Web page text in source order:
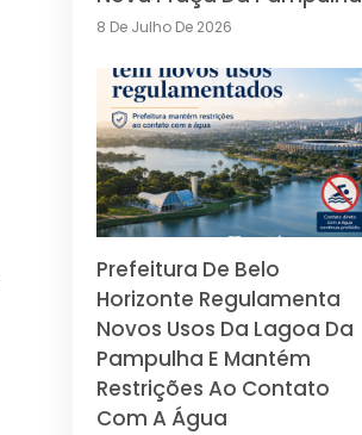
8 De Julho De 2026
Prefeitura De Belo
Horizonte Regulamenta
Novos Usos Da Lagoa Da
Pampulha E Mantém
Restrições Ao Contato
Com A Água